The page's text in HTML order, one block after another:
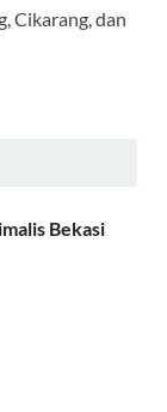
Cikarang, dan
Bekasi